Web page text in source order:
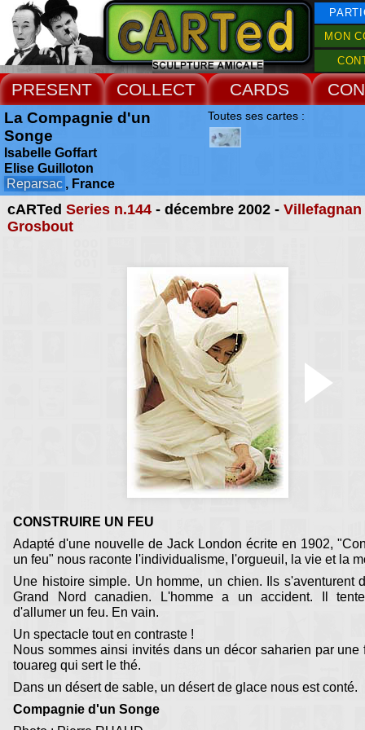
MON
PRESENT COLLECT CARDS
cARTed Series n.144- décembre 2002 - Villefagnan
Grosbout
CONSTRUIRE UN FEU
Adapté d'une nouvelle de Jack London écrite en 1902,
un feu" nous raconte l'individualisme, l'orgueuil, la vie et la
Une histoire simple. Un homme, un chien. Ils s'aventurent
Grand Nord canadien. L'homme a un accident. Il
d'allumer un feu. En vain.
Un spectacle tout en contraste !
Nous sommes ainsi invités dans un décor saharien par une
touareg qui sert le thé.
Dans un désert de sable, un désert de glace nous est conté.
Compagnie d'un Songe
La Compagnie d'un
Songe
Isabelle Goffart
Elise Guilloton
Reparsac , France
Toutes ses cartes :